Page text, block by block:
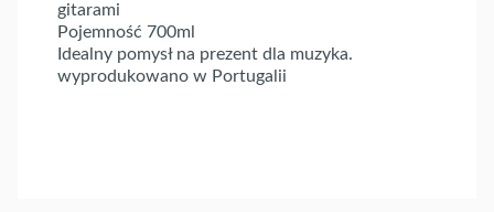
gitarami
Pojemność 700ml
Idealny pomysł na prezent dla muzyka.
wyprodukowano w Portugalii